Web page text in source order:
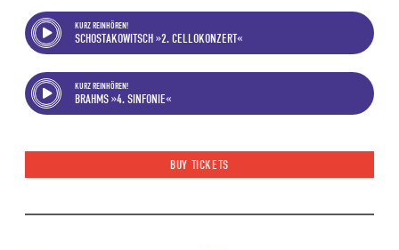
KURZ REINHÖREN!
SCHOSTAKOWITSCH »2. CELLOKONZERT«
KURZ REINHÖREN!
BRAHMS »4. SINFONIE«
BUY TICKETS